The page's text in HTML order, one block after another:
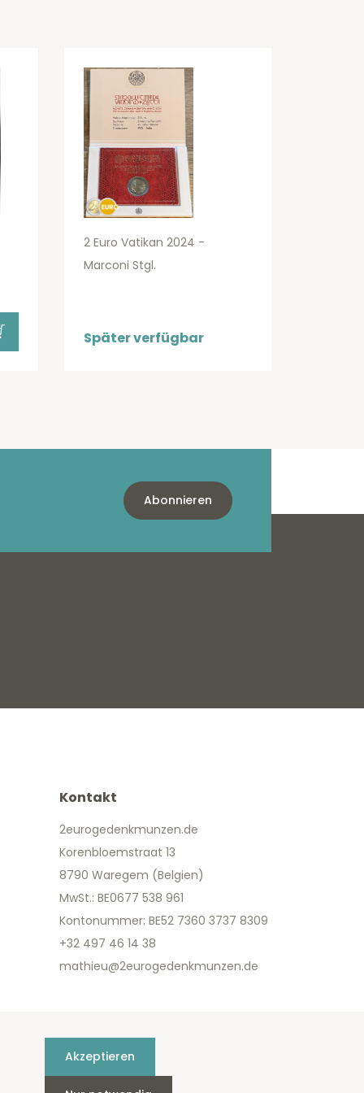
2 Euro Vatikan 2024 -
Marconi Stgl.
Später verfügbar
Abonnieren
Kontakt
2eurogedenkmunzen.de
Korenbloemstraat 13
8790 Waregem (Belgien)
MwSt.: BE0677 538 961
Kontonummer: BE52 7360 3737 8309
+32 497 46 14 38
mathieu@2eurogedenkmunzen.de
Akzeptieren